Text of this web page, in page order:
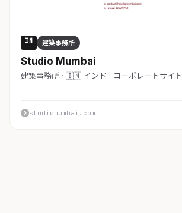
IN 建築事務所
Studio Mumbai
建築事務所 · 🇮🇳 インド · コーポレートサイト
studiomumbai.com